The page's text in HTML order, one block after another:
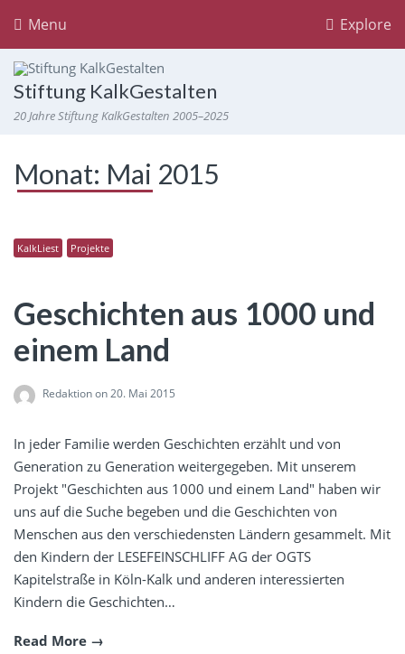
Explore
Menu
Stiftung KalkGestalten
20 Jahre Stiftung KalkGestalten 2005–2025
Monat: Mai 2015
KalkLiest Projekte
Geschichten aus 1000 und
einem Land
Redaktionon 20. Mai 2015
In jeder Familie werden Geschichten erzählt und von
Generation zu Generation weitergegeben. Mit unserem
Projekt "Geschichten aus 1000 und einem Land" haben wir
uns auf die Suche begeben und die Geschichten von
Menschen aus den verschiedensten Ländern gesammelt. Mit
den Kindern der LESEFEINSCHLIFF AG der OGTS
Kapitelstraße in Köln-Kalk und anderen interessierten
Kindern die Geschichten…
Read More